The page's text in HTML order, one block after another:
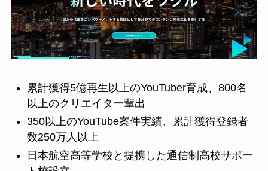
累計獲得5億再生以上のYouTuber育成、800名
以上のクリエイター輩出
350以上のYouTube案件実績、累計獲得登録者
数250万人以上
日本航空高等学校と提携した通信制高校サポー